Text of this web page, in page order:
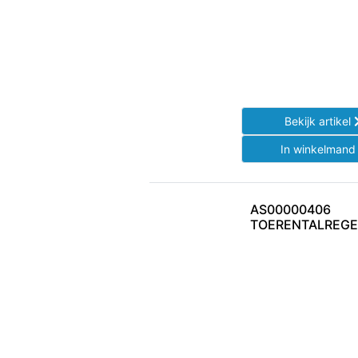
Bekijk artikel
In winkelmand
AS00000406